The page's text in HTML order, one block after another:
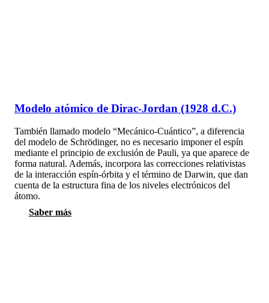
Modelo atómico de Dirac-Jordan (1928 d.C.)
También llamado modelo “Mecánico-Cuántico”, a diferencia
del modelo de Schrödinger, no es necesario imponer el espín
mediante el principio de exclusión de Pauli, ya que aparece de
forma natural. Además, incorpora las correcciones relativistas
de la interacción espín-órbita y el término de Darwin, que dan
cuenta de la estructura fina de los niveles electrónicos del
átomo.
Saber más